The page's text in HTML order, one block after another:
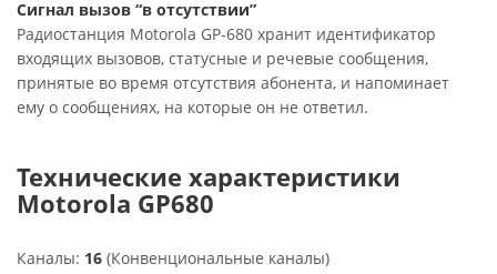
Сигнал вызов “в отсутствии”
Радиостанция Motorola GP-680 хранит идентификатор
входящих вызовов, статусные и речевые сообщения,
принятые во время отсутствия абонента, и напоминает
ему о сообщениях, на которые он не ответил.
Технические характеристики
Motorola GP680
Каналы: 16 (Конвенциональные каналы)